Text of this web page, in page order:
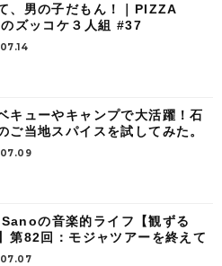
、男の子だもん！｜PIZZA
ズッコケ３人組 #37
キューやキャンプで大活躍！石
ご当地スパイスを試してみた。
の音楽的ライフ【観ずる
第82回：モジャツアーを終えて